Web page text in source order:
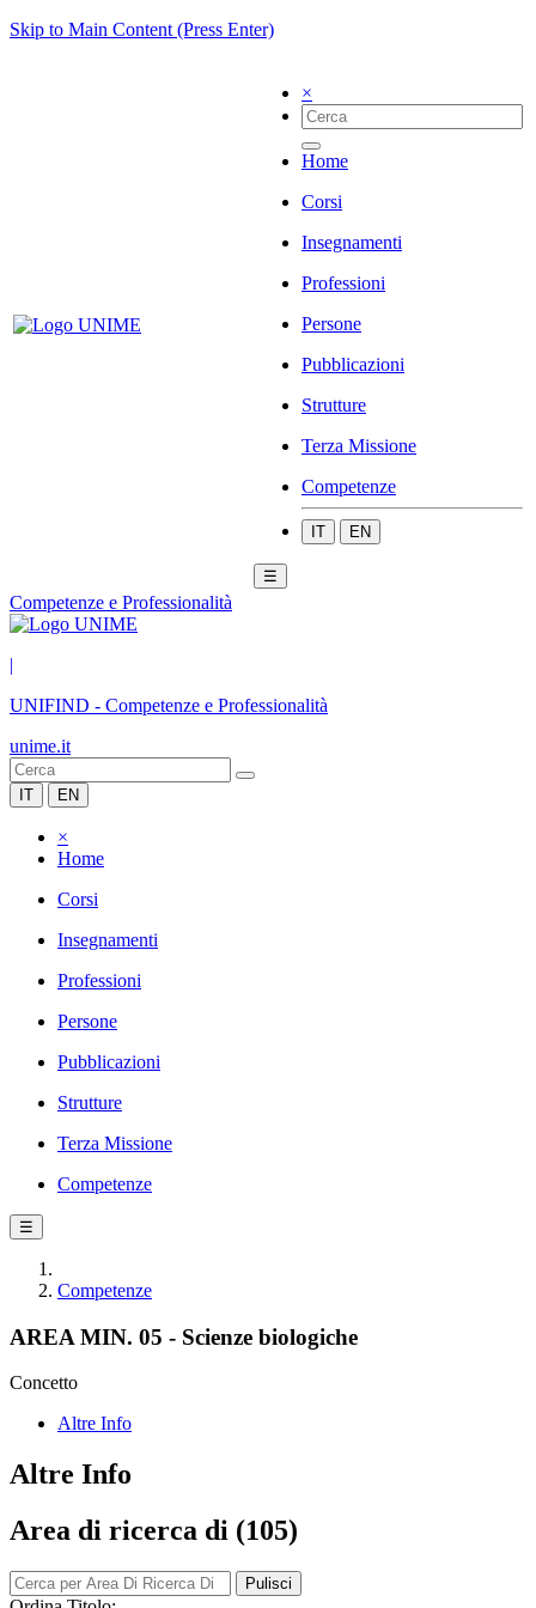
Skip to Main Content (Press Enter)
×
Home
Corsi
Insegnamenti
Professioni
Persone
Pubblicazioni
Strutture
Terza Missione
Competenze
IT EN
☰
Competenze e Professionalità
|
UNIFIND - Competenze e Professionalità
unime.it
IT EN
×
Home
Corsi
Insegnamenti
Professioni
Persone
Pubblicazioni
Strutture
Terza Missione
Competenze
☰
Competenze
AREA MIN. 05 - Scienze biologiche
Concetto
Altre Info
Altre Info
Area di ricerca di (105)
Pulisci